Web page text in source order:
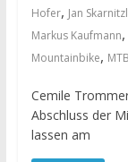
Hofer, Jan Skarnitzl
Markus Kaufmann,
Mountainbike, MTB
Cemile
Abschluss der
lassen am